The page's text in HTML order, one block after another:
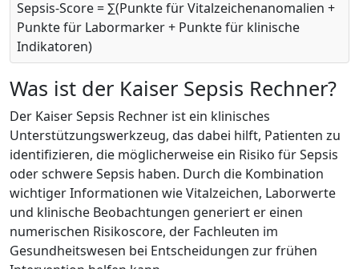
Sepsis-Score = ∑(Punkte für Vitalzeichenanomalien +
Punkte für Labormarker + Punkte für klinische
Indikatoren)
Was ist der Kaiser Sepsis Rechner?
Der Kaiser Sepsis Rechner ist ein klinisches
Unterstützungswerkzeug, das dabei hilft, Patienten zu
identifizieren, die möglicherweise ein Risiko für Sepsis
oder schwere Sepsis haben. Durch die Kombination
wichtiger Informationen wie Vitalzeichen, Laborwerte
und klinische Beobachtungen generiert er einen
numerischen Risikoscore, der Fachleuten im
Gesundheitswesen bei Entscheidungen zur frühen